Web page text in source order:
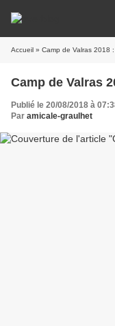
Accueil » Camp de Valras 2018
Camp de Valras
Publié le 20/08/2018 à
Par amicale-graulhet